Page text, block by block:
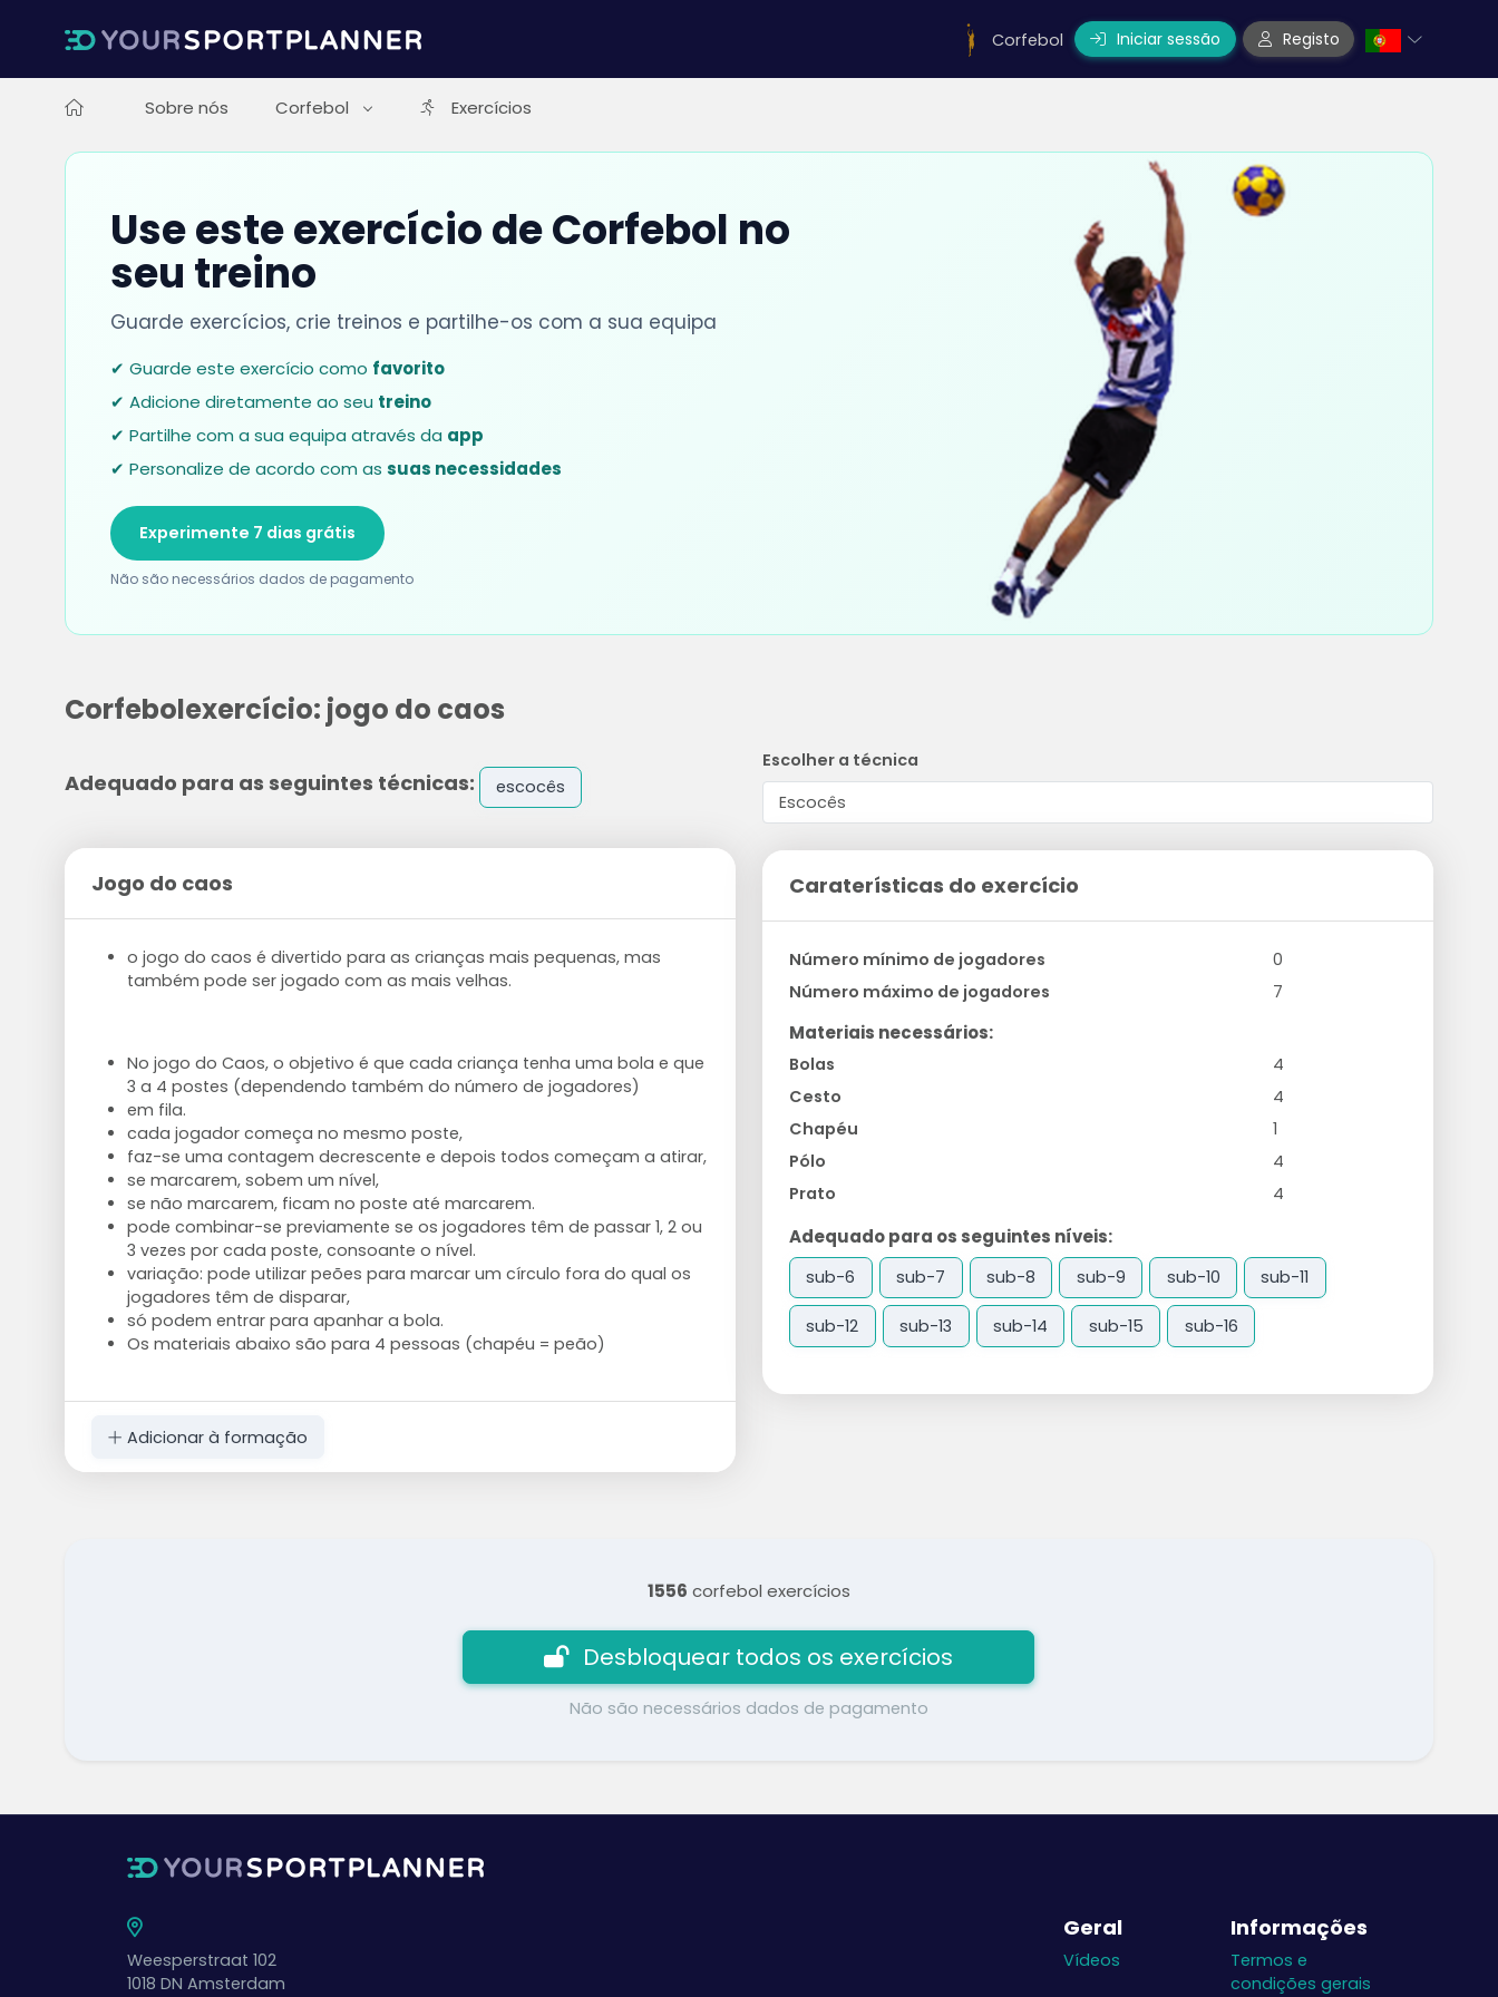
Corfebol Iniciar sessão Registo
Sobre nós Corfebol Exercícios
Use este exercício de Corfebol no
seu treino
Guarde exercícios, crie treinos e partilhe-os com a sua equipa
✔ Guarde este exercício como favorito
✔ Adicione diretamente ao seu treino
✔ Partilhe com a sua equipa através da app
✔ Personalize de acordo com as suas necessidades
Experimente 7 dias grátis
Não são necessários dados de pagamento
Corfebolexercício: jogo do caos
Adequado para as seguintes técnicas: escocês
Jogo do caos
o jogo do caos é divertido para as crianças mais pequenas, mas
também pode ser jogado com as mais velhas.
No jogo do Caos, o objetivo é que cada criança tenha uma bola e que
3 a 4 postes (dependendo também do número de jogadores)
em fila.
cada jogador começa no mesmo poste,
faz-se uma contagem decrescente e depois todos começam a atirar,
se marcarem, sobem um nível,
se não marcarem, ficam no poste até marcarem.
pode combinar-se previamente se os jogadores têm de passar 1, 2 ou
3 vezes por cada poste, consoante o nível.
variação: pode utilizar peões para marcar um círculo fora do qual os
jogadores têm de disparar,
só podem entrar para apanhar a bola.
Os materiais abaixo são para 4 pessoas (chapéu = peão)
Adicionar à formação
Escolher a técnica
Caraterísticas do exercício
Número mínimo de jogadores
0
Número máximo de jogadores
7
Materiais necessários:
Bolas
4
Cesto
4
Chapéu
1
Pólo
4
Prato
4
Adequado para os seguintes níveis:
sub-6 sub-7 sub-8 sub-9 sub-10 sub-11
sub-12 sub-13 sub-14 sub-15 sub-16
1556 corfebol exercícios
Desbloquear todos os exercícios
Não são necessários dados de pagamento
Weesperstraat 102
1018 DN Amsterdam
Geral
Vídeos
Informações
Termos e
condições gerais